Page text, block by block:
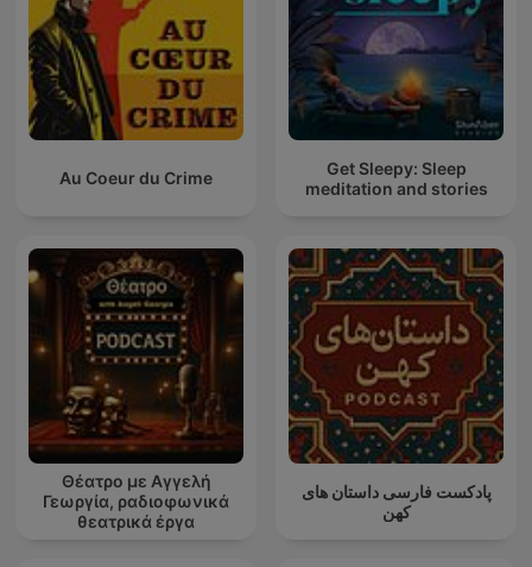
Au Coeur du Crime
Get Sleepy: Sleep
meditation and stories
Θέατρο με Αγγελή
Γεωργία, ραδιοφωνικά
θεατρικά έργα
پادکست فارسی داستان های
کهن